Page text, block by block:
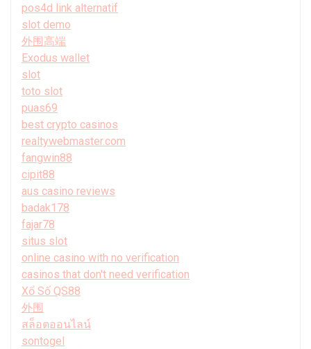
pos4d link alternatif
slot demo
外围高端
Exodus wallet
slot
toto slot
puas69
best crypto casinos
realtywebmaster.com
fangwin88
cipit88
aus casino reviews
badak178
fajar78
situs slot
online casino with no verification
casinos that don't need verification
Xổ Số QS88
外围
สล็อตออนไลน์
sontogel